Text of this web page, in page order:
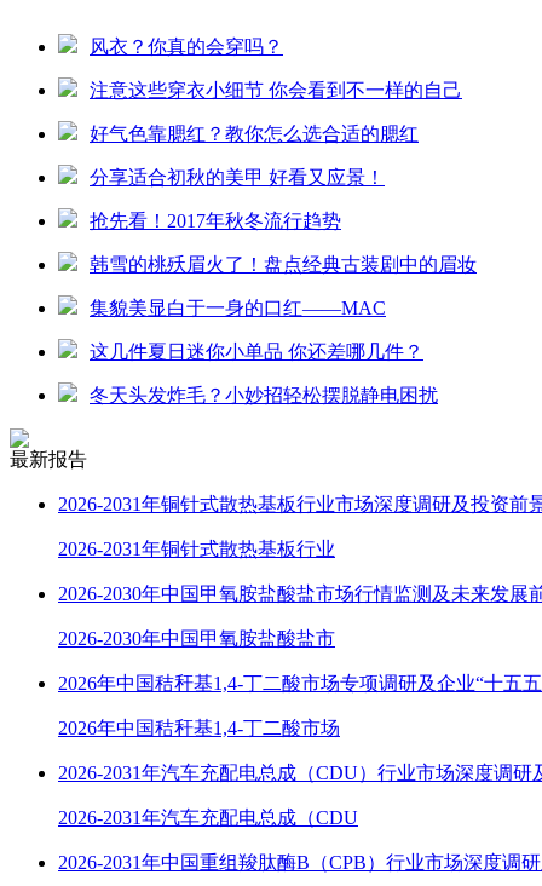
风衣？你真的会穿吗？
注意这些穿衣小细节 你会看到不一样的自己
好气色靠腮红？教你怎么选合适的腮红
分享适合初秋的美甲 好看又应景！
抢先看！2017年秋冬流行趋势
韩雪的桃殀眉火了！盘点经典古装剧中的眉妆
集貌美显白于一身的口红——MAC
这几件夏日迷你小单品 你还差哪几件？
冬天头发炸毛？小妙招轻松摆脱静电困扰
最新报告
2026-2031年铜针式散热基板行业市场深度调研及投资前
2026-2031年铜针式散热基板行业
2026-2030年中国甲氧胺盐酸盐市场行情监测及未来发展
2026-2030年中国甲氧胺盐酸盐市
2026年中国秸秆基1,4-丁二酸市场专项调研及企业“十五
2026年中国秸秆基1,4-丁二酸市场
2026-2031年汽车充配电总成（CDU）行业市场深度调研
2026-2031年汽车充配电总成（CDU
2026-2031年中国重组羧肽酶B（CPB）行业市场深度调